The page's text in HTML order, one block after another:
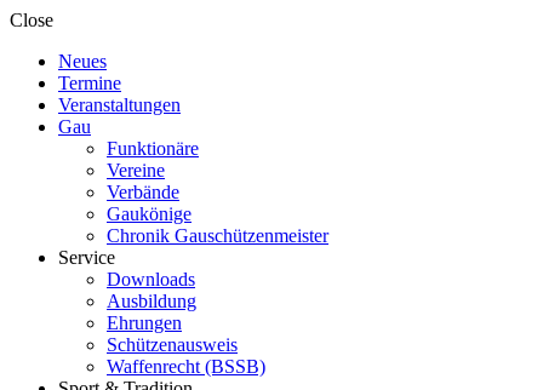
Close
Neues
Termine
Veranstaltungen
Gau
Funktionäre
Vereine
Verbände
Gaukönige
Chronik Gauschützenmeister
Service
Downloads
Ausbildung
Ehrungen
Schützenausweis
Waffenrecht (BSSB)